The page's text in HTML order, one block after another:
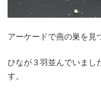
アーケードで燕の巣を見
ひなが３羽並んでいまし
す。